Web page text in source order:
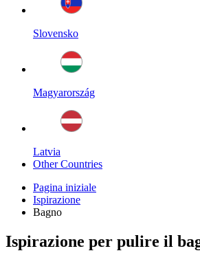
Slovensko
Magyarország
Latvia
Other Countries
Pagina iniziale
Ispirazione
Bagno
Ispirazione per pulire il